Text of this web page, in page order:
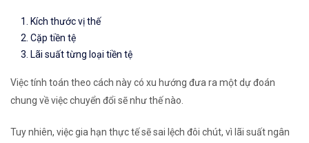
Kích thước vị thế
Cặp tiền tệ
Lãi suất từng loại tiền tệ
Việc tính toán theo cách này có xu hướng đưa ra một dự đoán
chung về việc chuyển đổi sẽ như thế nào.
Tuy nhiên, việc gia hạn thực tế sẽ sai lệch đôi chút, vì lãi suất ngân